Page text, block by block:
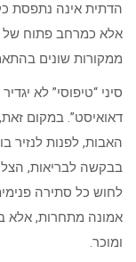
הדתית אינה נתפסת
אלא כמרחב פתוח של
ממקורות שונים
סיני “טיפוסי” לא
דאואיסט”. במקום
האבות, לפנות לנזיר
בבקשה לבריאות,
לחוש כל סתירה
אמונה מתחרות, אלא
ומוכר.